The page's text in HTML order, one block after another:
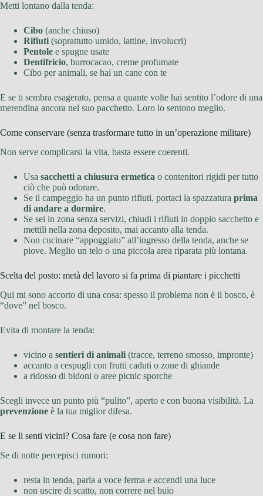
Metti lontano dalla tenda:
Cibo (anche chiuso)
Rifiuti (soprattutto umido, lattine, involucri)
Pentole e spugne usate
Dentifricio, burrocacao, creme profumate
Cibo per animali, se hai un cane con te
E se ti sembra esagerato, pensa a quante volte hai sentito l’odore di una
merendina ancora nel suo pacchetto. Loro lo sentono meglio.
Come conservare (senza trasformare tutto in un’operazione militare)
Non serve complicarsi la vita, basta essere coerenti.
Usa sacchetti a chiusura ermetica o contenitori rigidi per tutto
ciò che può odorare.
Se il campeggio ha un punto rifiuti, portaci la spazzatura prima
di andare a dormire.
Se sei in zona senza servizi, chiudi i rifiuti in doppio sacchetto e
mettili nella zona deposito, mai accanto alla tenda.
Non cucinare “appoggiato” all’ingresso della tenda, anche se
piove. Meglio un telo o una piccola area riparata più lontana.
Scelta del posto: metà del lavoro si fa prima di piantare i picchetti
Qui mi sono accorto di una cosa: spesso il problema non è il bosco, è
“dove” nel bosco.
Evita di montare la tenda:
vicino a sentieri di animali (tracce, terreno smosso, impronte)
accanto a cespugli con frutti caduti o zone di ghiande
a ridosso di bidoni o aree picnic sporche
Scegli invece un punto più “pulito”, aperto e con buona visibilità. La
prevenzione è la tua miglior difesa.
E se li senti vicini? Cosa fare (e cosa non fare)
Se di notte percepisci rumori:
resta in tenda, parla a voce ferma e accendi una luce
non uscire di scatto, non correre nel buio